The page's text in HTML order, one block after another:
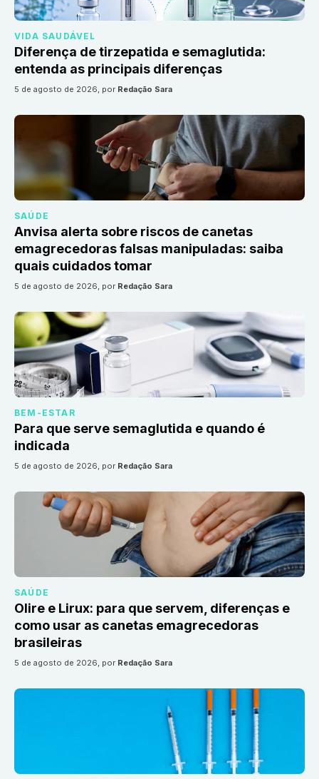
VIDA SAUDÁVEL
Diferença de tirzepatida e semaglutida:
entenda as principais diferenças
5 de agosto de 2026, por Redação Sara
SAÚDE
Anvisa alerta sobre riscos de canetas
emagrecedoras falsas manipuladas: saiba
quais cuidados tomar
5 de agosto de 2026, por Redação Sara
BEM-ESTAR
Para que serve semaglutida e quando é
indicada
5 de agosto de 2026, por Redação Sara
SAÚDE
Olire e Lirux: para que servem, diferenças e
como usar as canetas emagrecedoras
brasileiras
5 de agosto de 2026, por Redação Sara